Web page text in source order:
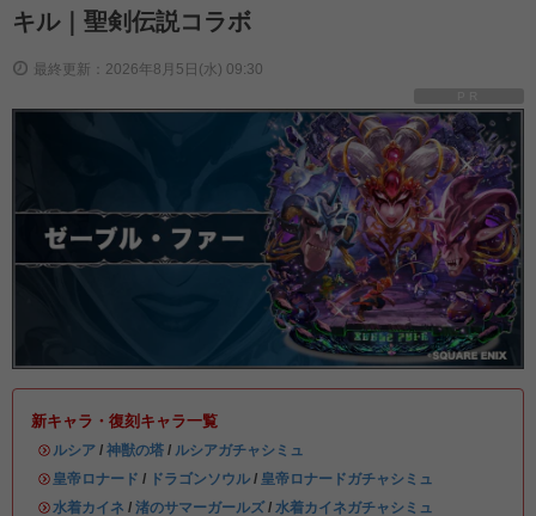
キル｜聖剣伝説コラボ
最終更新：2026年8月5日(水) 09:30
新キャラ・復刻キャラ一覧
・ルシア / 神獣の塔 / ルシアガチャシミュ
・ 皇帝ロナード / ドラゴンソウル / 皇帝ロナードガチャシミュ
・水着カイネ / 渚のサマーガールズ/ 水着カイネガチャシミュ